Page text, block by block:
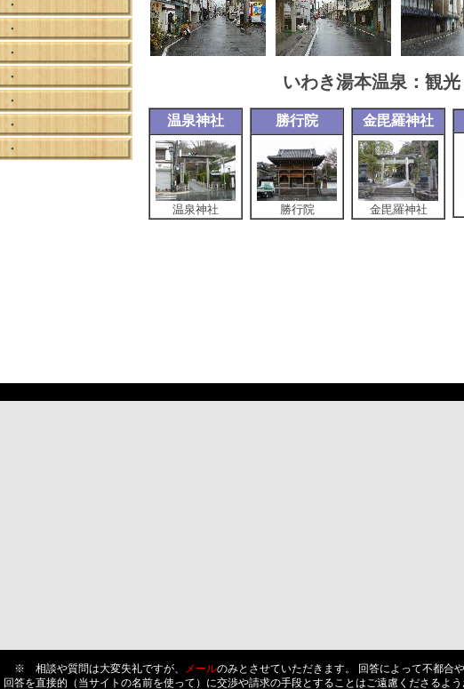
・
・
・
・
・
・
・
いわき湯本温泉：観
温泉神社
温泉神社
勝行院
勝行院
金毘羅神社
金毘羅神社
※ 相談や質問は大変失礼ですが、 メールのみとさせていただきます。 回答によって不都合
回答を直接的（当サイトの名前を使って）に交渉や請求の手段とすることはご遠慮くださるよ